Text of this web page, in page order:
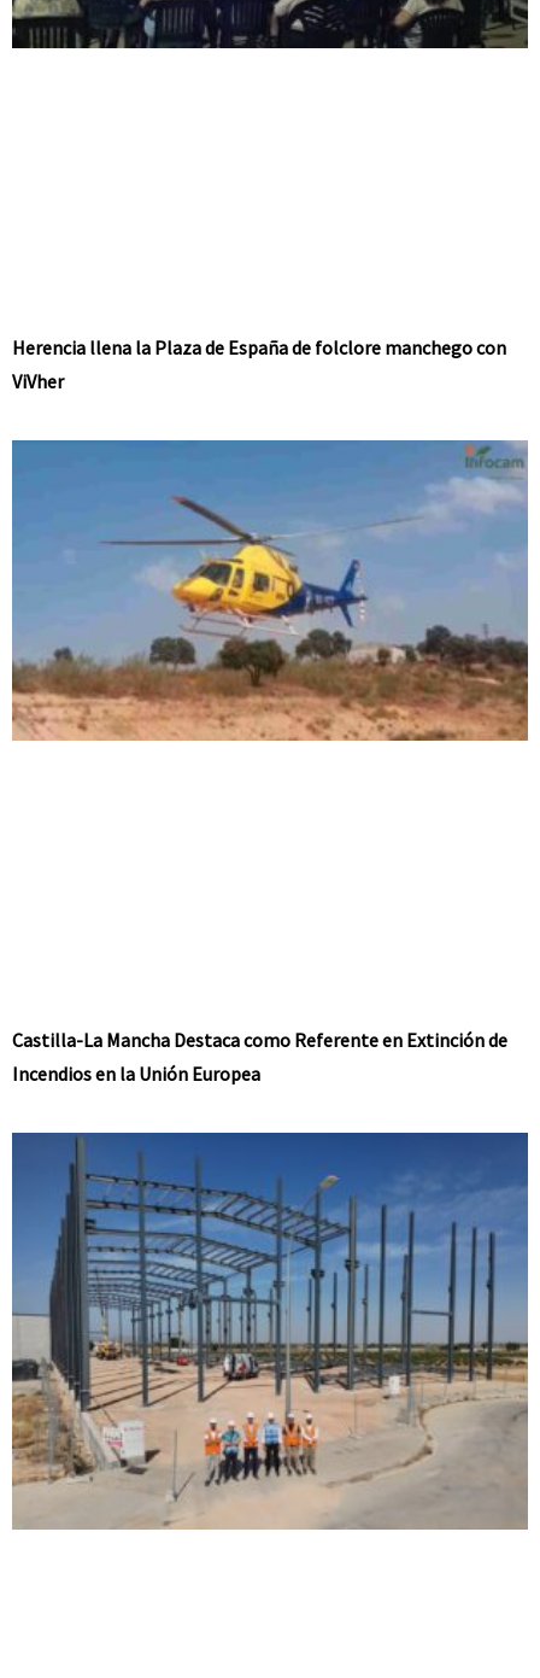
Herencia llena la Plaza de España de folclore manchego con
ViVher
Castilla-La Mancha Destaca como Referente en Extinción de
Incendios en la Unión Europea